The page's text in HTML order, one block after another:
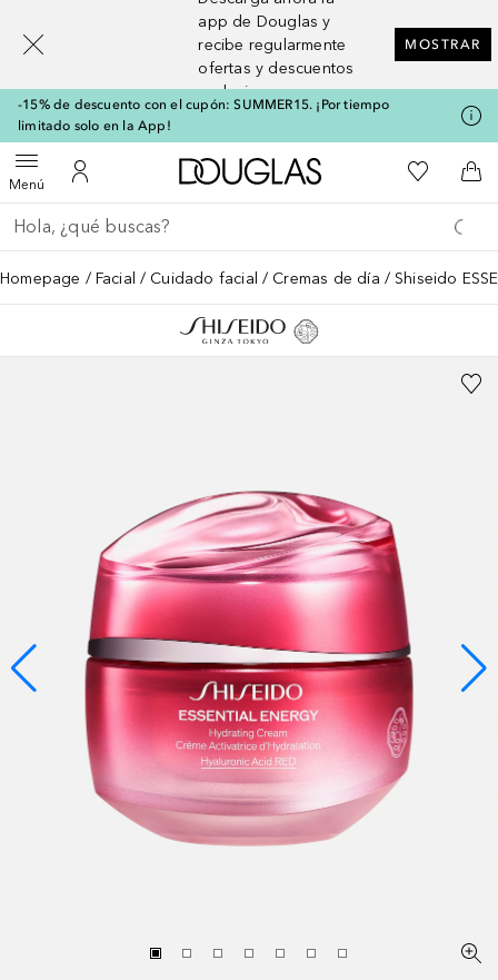
app de Douglas y
recibe regularmente
ofertas y descuentos
exclusivos
MOSTRAR
-15% de descuento con el cupón: SUMMER15. ¡Por tiempo
limitado solo en la App!
MenúAbrir menúMi cuenta
A Douglas HomeMi lista de
A
Regresar
Ejecutar búsqueda
Homepage Facial Cuidado facial Cremas de día Shiseido
[navigation.slideout.screenreader]